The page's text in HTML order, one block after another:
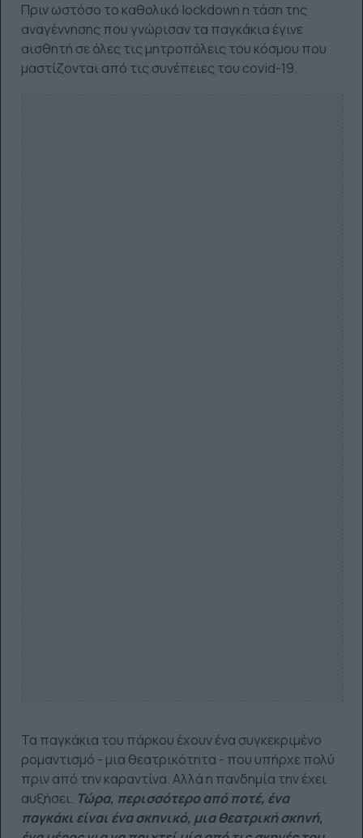
Πριν ωστόσο το καθολικό lockdown η τάση της
αναγέννησης που γνώρισαν τα παγκάκια έγινε
αισθητή σε όλες τις μητροπόλεις του κόσμου που
μαστίζονται από τις συνέπειες του covid-19.
Τα παγκάκια του πάρκου έχουν ένα συγκεκριμένο
ρομαντισμό - μια θεατρικότητα - που υπήρχε πολύ
πριν από την καραντίνα. Αλλά η πανδημία την έχει
αυξήσει. Τώρα, περισσότερο από ποτέ, ένα
παγκάκι είναι ένα σκηνικό, μια θεατρική σκηνή,